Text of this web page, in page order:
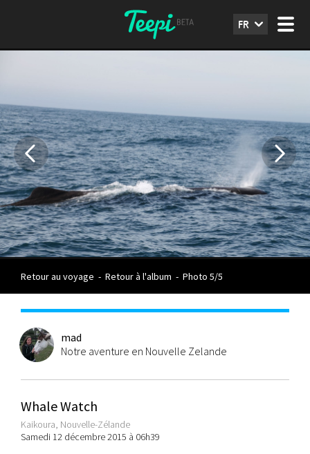
FR
Retour au voyage - Retour à l'album - Photo 5/5
mad
Notre aventure en Nouvelle Zelande
Whale Watch
Kaikoura, Nouvelle-Zélande
Samedi 12 décembre 2015 à 06h39